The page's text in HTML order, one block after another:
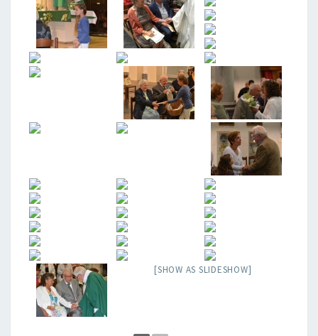
[SHOW AS SLIDESHOW]